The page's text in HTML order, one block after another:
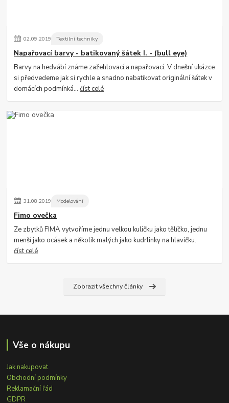
02.09.2019 Textilní techniky
Napařovací barvy - batikovaný šátek I. - (bull eye)
Barvy na hedvábí známe zažehlovací a napařovací. V dnešní ukázce
si předvedeme jak si rychle a snadno nabatikovat originální šátek v
domácích podmínká...číst celé
31.08.2019 Modelování
Fimo ovečka
Ze zbytků FIMA vytvoříme jednu velkou kuličku jako tělíčko, jednu
menší jako ocásek a několik malých jako kudrlinky na hlavičku.
číst celé
Zobrazit všechny články
Vše o nákupu
Jak nakupovat
Obchodní podmínky
Reklamační řád
GDPR